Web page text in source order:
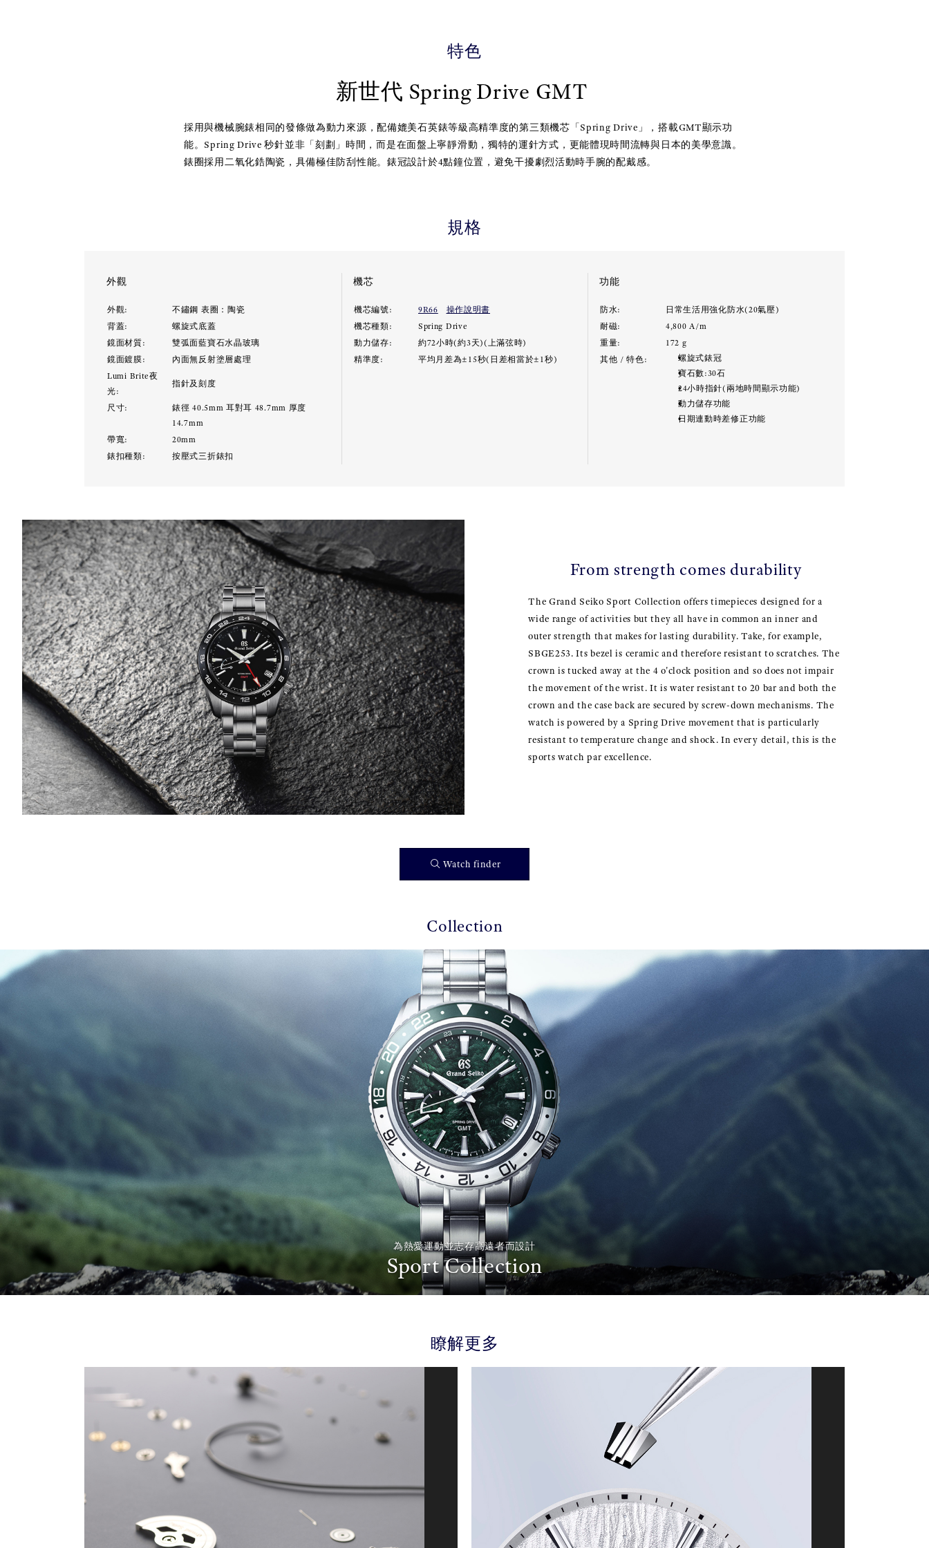
特色
新世代 Spring Drive GMT
採用與機械腕錶相同的發條做為動力來源，配備媲美石英錶等級高精準度的第三類機芯「Spring Drive」，搭載GMT顯示功
能。Spring Drive 秒針並非「刻劃」時間，而是在面盤上寧靜滑動，獨特的運針方式，更能體現時間流轉與日本的美學意識。
錶圈採用二氧化鋯陶瓷，具備極佳防刮性能。錶冠設計於4點鐘位置，避免干擾劇烈活動時手腕的配戴感。
規格
外觀
外觀:
不鏽鋼 表圈：陶瓷
背蓋:
螺旋式底蓋
鏡面材質:
雙弧面藍寶石水晶玻璃
鏡面鍍膜:
內面無反射塗層處理
Lumi Brite夜
光:
指針及刻度
尺寸:
錶徑 40.5mm 耳對耳 48.7mm 厚度
14.7mm
帶寬:
20mm
錶扣種類:
按壓式三折錶扣
機芯
機芯編號: 9R66
操作說明書
機芯種類:
Spring Drive
動力儲存:
約72小時(約3天)(上滿弦時)
精準度:
平均月差為±15秒(日差相當於±1秒)
功能
防水:
日常生活用強化防水(20氣壓)
耐磁:
4,800 A/m
重量:
172 g
其他 / 特色:
螺旋式錶冠
寶石數:30石
24小時指針(兩地時間顯示功能)
動力儲存功能
日期連動時差修正功能
From strength comes durability
The Grand Seiko Sport Collection offers timepieces designed for a
wide range of activities but they all have in common an inner and
outer strength that makes for lasting durability. Take, for example,
SBGE253. Its bezel is ceramic and therefore resistant to scratches. The
crown is tucked away at the 4 o'clock position and so does not impair
the movement of the wrist. It is water resistant to 20 bar and both the
crown and the case back are secured by screw-down mechanisms. The
watch is powered by a Spring Drive movement that is particularly
resistant to temperature change and shock. In every detail, this is the
sports watch par excellence.
Watch finder
Collection
為熱愛運動並志存高遠者而設計
Sport Collection
瞭解更多